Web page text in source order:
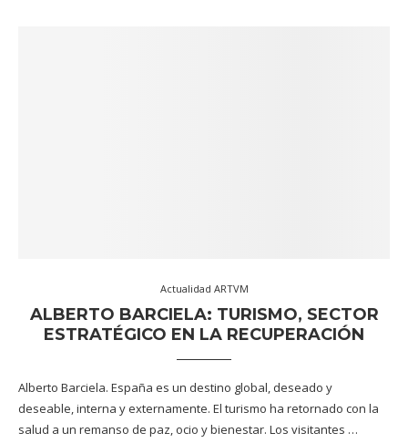
Actualidad ARTVM
ALBERTO BARCIELA: TURISMO, SECTOR
ESTRATÉGICO EN LA RECUPERACIÓN
Alberto Barciela. España es un destino global, deseado y
deseable, interna y externamente. El turismo ha retornado con la
salud a un remanso de paz, ocio y bienestar. Los visitantes …